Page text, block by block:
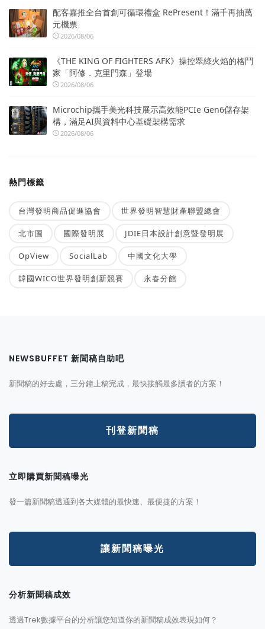
配客嘉推全台首創可循環禮盒 RePresent！滿千再抽萬
元機票
2026/08/06
《THE KING OF FIGHTERS AFK》操控翠綠火焰的格鬥
家「阿修．克里門森」登場
2026/08/06
Microchip攜手美光科技展示高效能PCIe Gen6儲存架
構，滿足AI與資料中心基礎架構需求
2026/08/06
熱門標籤
台灣發明商品促進協會 世界發明智慧財產聯盟總會
北市圖 國際發明展 JDIE日本設計創意暨發明展
OpView SocialLab 中國文化大學
韓國WICO世界發明創新競賽 永春分館
NEWSBUFFET 新聞稿自助吧
新聞稿的好去處，三分鐘上稿完成，最快接觸最多讀者的方案！
刊登新聞稿
立即購買新聞稿曝光
發一篇新聞稿透通到各大媒體的最快速、最便捷的方案！
讓新聞稿曝光
分析新聞稿成效
透過Trek數據平台的分析讓您知道你的新聞稿成效表現如何？